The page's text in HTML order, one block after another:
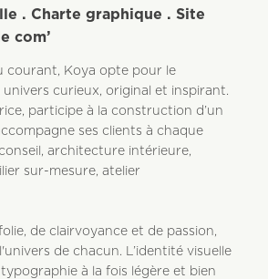
. Charte graphique . Site
com’
courant, Koya opte pour le
univers curieux, original et inspirant.
participe à la construction d’un
ses clients à chaque
architecture intérieure,
sur-mesure, atelier
de clairvoyance et de passion,
de chacun. L’identité visuelle
à la fois légère et bien